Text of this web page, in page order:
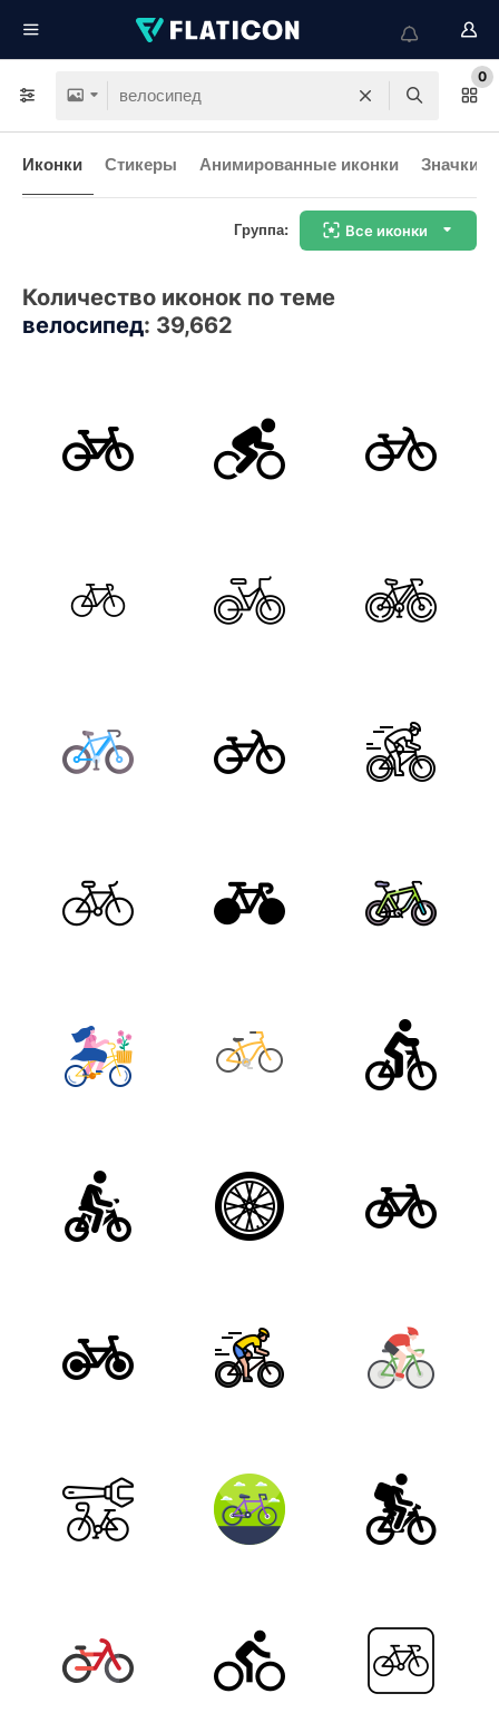
0
Иконки Стикеры Анимированные иконки Значки
Группа: Все иконки
Количество иконок по теме
велосипед: 39,662